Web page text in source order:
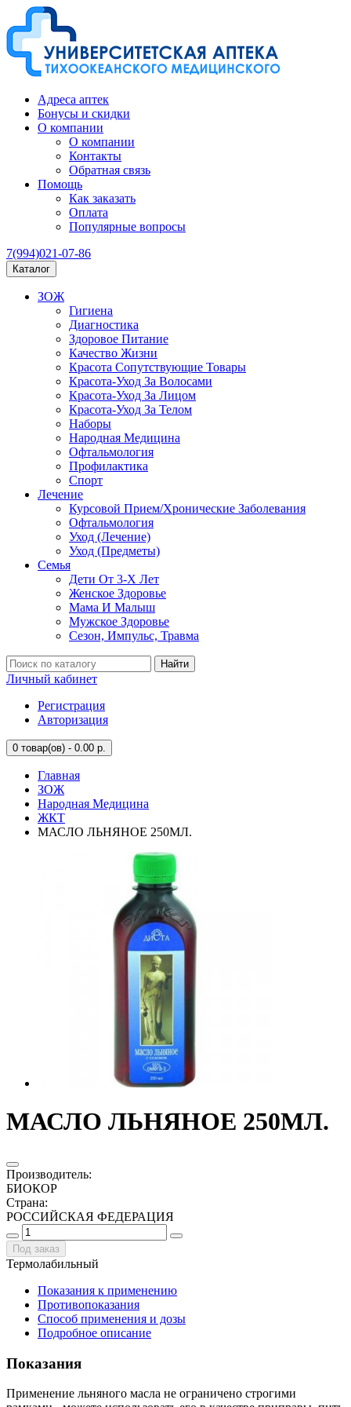
Адреса аптек
Бонусы и скидки
О компании
О компании
Контакты
Обратная связь
Помощь
Как заказать
Оплата
Популярные вопросы
7(994)021-07-86
Каталог
ЗОЖ
Гигиена
Диагностика
Здоровое Питание
Качество Жизни
Красота Сопутствующие Товары
Красота-Уход За Волосами
Красота-Уход За Лицом
Красота-Уход За Телом
Наборы
Народная Медицина
Офтальмология
Профилактика
Спорт
Лечение
Курсовой Прием/Хронические Заболевания
Офтальмология
Уход (Лечение)
Уход (Предметы)
Семья
Дети От 3-Х Лет
Женское Здоровье
Мама И Малыш
Мужское Здоровье
Сезон, Импульс, Травма
Найти
Личный кабинет
Регистрация
Авторизация
0 товар(ов) - 0.00 р.
Главная
ЗОЖ
Народная Медицина
ЖКТ
МАСЛО ЛЬНЯНОЕ 250МЛ.
МАСЛО ЛЬНЯНОЕ 250МЛ.
Производитель:
БИОКОР
Страна:
РОССИЙСКАЯ ФЕДЕРАЦИЯ
Под заказ
Термолабильный
Показания к применению
Противопоказания
Способ применения и дозы
Подробное описание
Показания
Применение льняного масла не ограничено строгими